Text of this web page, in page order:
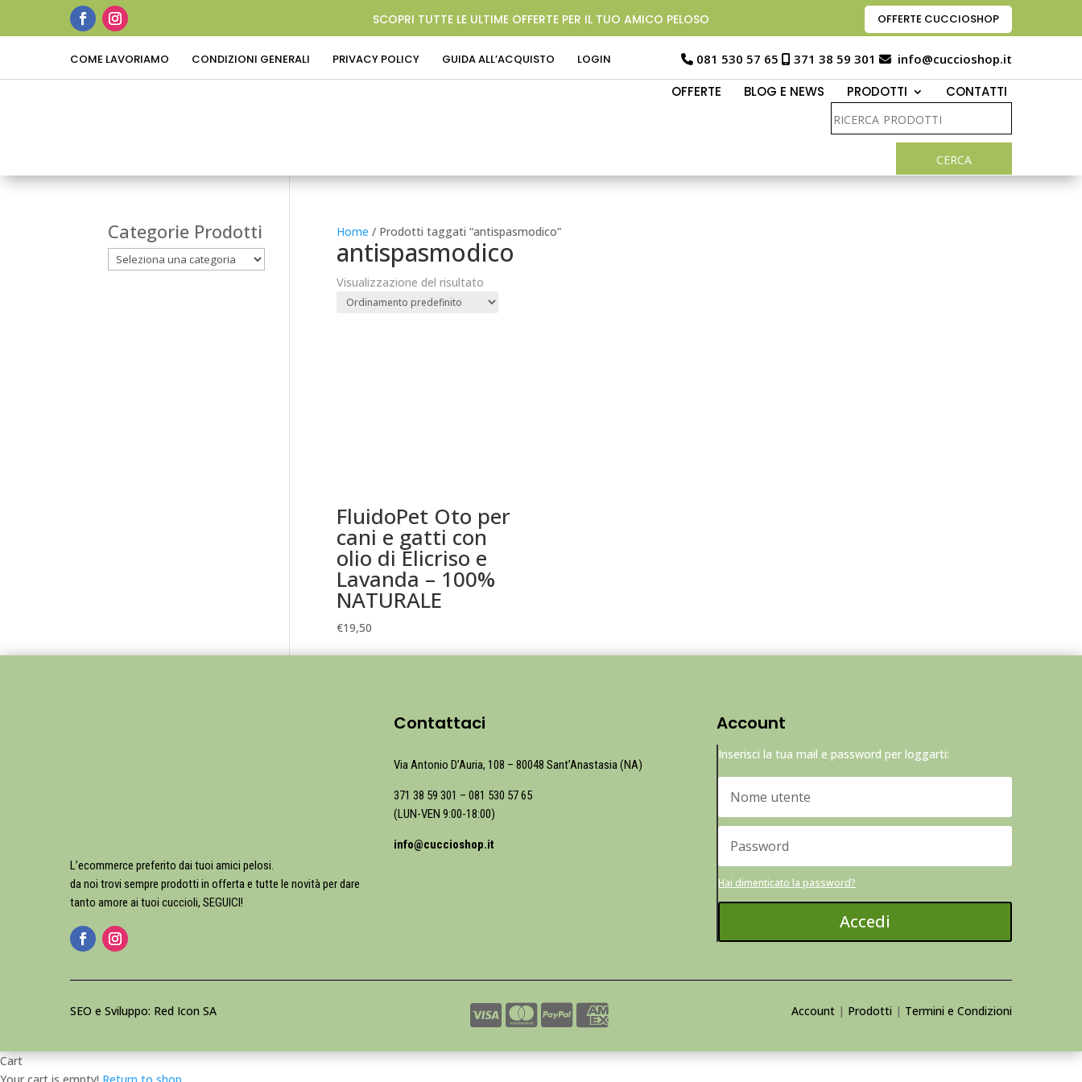
SCOPRI TUTTE LE ULTIME OFFERTE PER IL TUO AMICO PELOSO OFFERTE CUCCIOSHOP
COME LAVORIAMO CONDIZIONI GENERALI PRIVACY POLICY GUIDA ALL’ACQUISTO LOGIN 081 530 57 65 371 38 59 301 info@cuccioshop.it
OFFERTE BLOG E NEWS PRODOTTI CONTATTI
Home / Prodotti taggati “antispasmodico”
antispasmodico
Visualizzazione del risultato
FluidoPet Oto per
cani e gatti con
olio di Elicriso e
Lavanda – 100%
NATURALE
€19,50
Categorie Prodotti
L’ecommerce preferito dai tuoi amici pelosi.
da noi trovi sempre prodotti in offerta e tutte le novità per dare
tanto amore ai tuoi cuccioli, SEGUICI!
Contattaci
Via Antonio D’Auria, 108 – 80048 Sant’Anastasia (NA)
371 38 59 301 – 081 530 57 65
(LUN-VEN 9:00-18:00)
info@cuccioshop.it
Account
Inserisci la tua mail e password per loggarti:
Hai dimenticato la password?
Accedi
SEO e Sviluppo: Red Icon SA Account| Prodotti | Termini e Condizioni
Cart